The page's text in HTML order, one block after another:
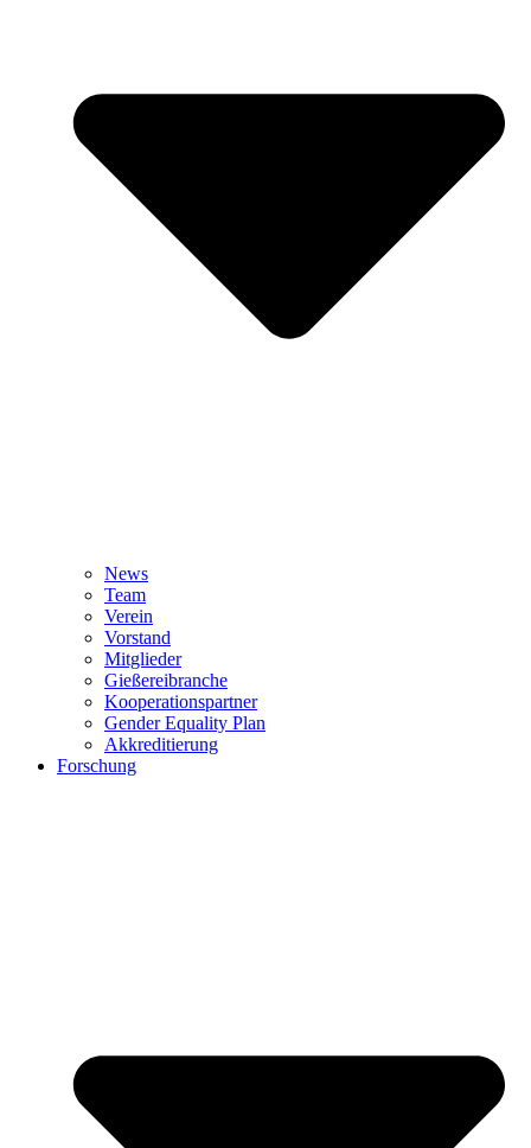
News
Team
Verein
Vorstand
Mitglieder
Gießereibranche
Kooperationspartner
Gender Equality Plan
Akkreditierung
Forschung